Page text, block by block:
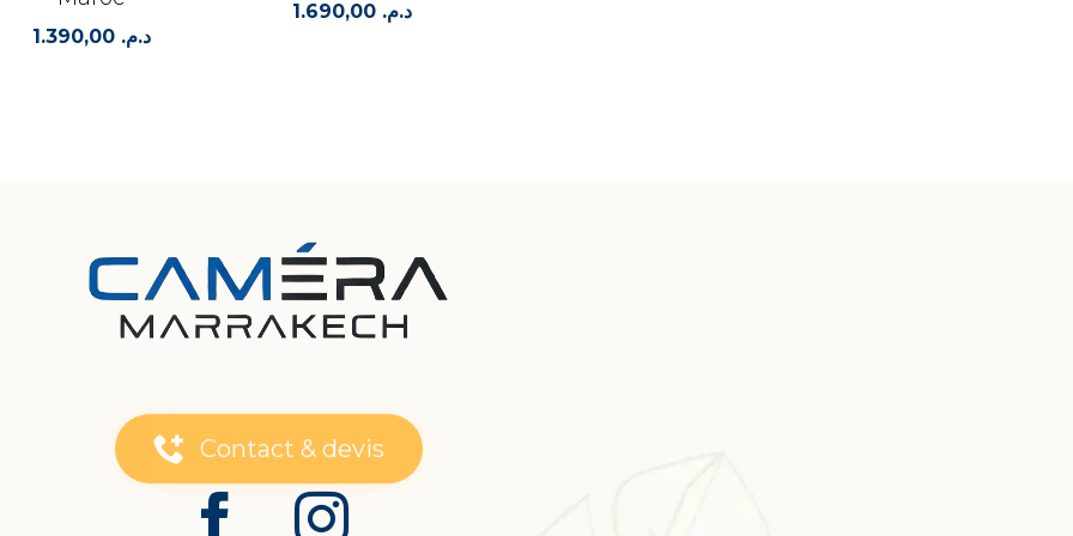
د.م. 1.390,00
د.م. 1.690,00
Contact & devis